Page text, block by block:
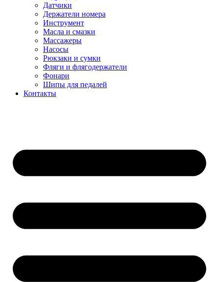
Датчики
Держатели номера
Инструмент
Масла и смазки
Массажеры
Насосы
Рюкзаки и сумки
Фляги и флягодержатели
Фонари
Шипы для педалей
Контакты